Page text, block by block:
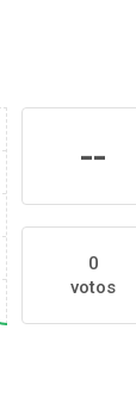
--
0
votos